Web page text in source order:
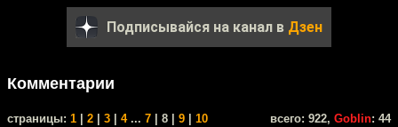
Подписывайся на канал в Дзен
Комментарии
cтраницы: 1 2 3 4... 7 | 8 | 9 10 всего: 922, Goblin: 44